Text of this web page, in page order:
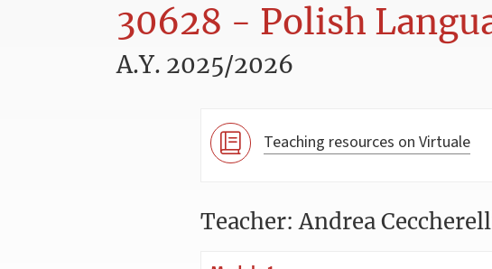
30628 - Polish
A.Y. 2025/2026
Teaching resources on Virtuale
Teacher: Andrea